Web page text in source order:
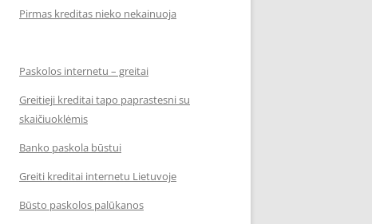
Pirmas kreditas nieko nekainuoja
Paskolos internetu – greitai
Greitieji kreditai tapo paprastesni su
skaičiuoklėmis
Banko paskola būstui
Greiti kreditai internetu Lietuvoje
Būsto paskolos palūkanos